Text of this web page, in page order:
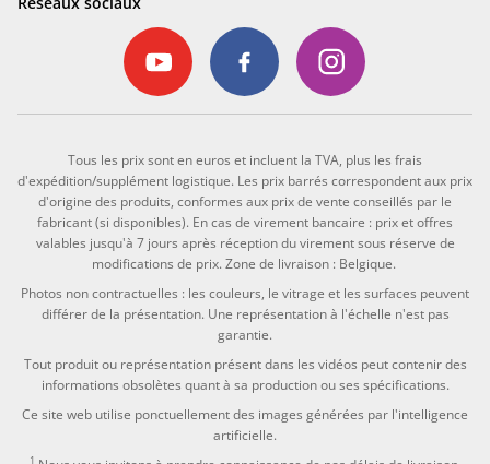
Tous les prix sont en euros et incluent la TVA, plus les frais
d'expédition/supplément logistique. Les prix barrés correspondent aux prix
d'origine des produits, conformes aux prix de vente conseillés par le
fabricant (si disponibles). En cas de virement bancaire : prix et offres
valables jusqu'à 7 jours après réception du virement sous réserve de
modifications de prix. Zone de livraison : Belgique.
Photos non contractuelles : les couleurs, le vitrage et les surfaces peuvent
différer de la présentation. Une représentation à l'échelle n'est pas
garantie.
Tout produit ou représentation présent dans les vidéos peut contenir des
informations obsolètes quant à sa production ou ses spécifications.
Ce site web utilise ponctuellement des images générées par l'intelligence
artificielle.
1